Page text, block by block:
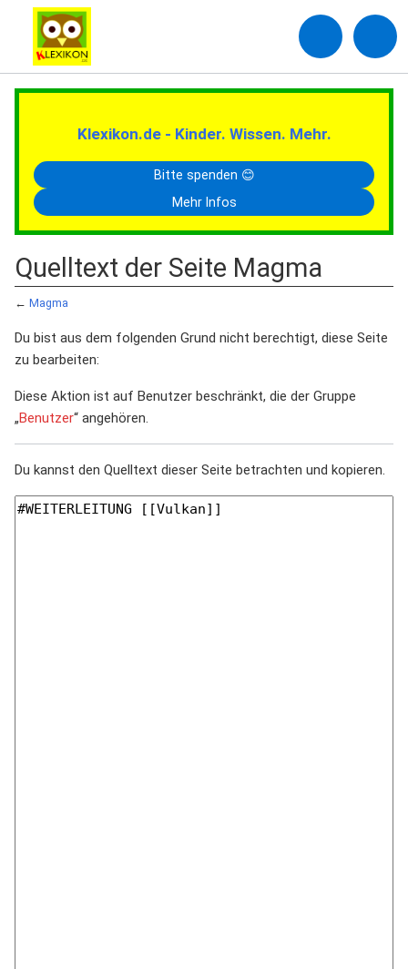
Klexikon.de - Kinder. Wissen. Mehr.
Bitte spenden 😊
Mehr Infos
Quelltext der Seite Magma
← Magma
Du bist aus dem folgenden Grund nicht berechtigt, diese Seite
zu bearbeiten:
Diese Aktion ist auf Benutzer beschränkt, die der Gruppe
„Benutzer“ angehören.
Du kannst den Quelltext dieser Seite betrachten und kopieren.